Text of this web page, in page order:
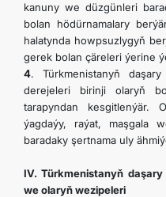
kanuny we düzgünleri
bolan hödürnamalary
halatynda howpsuzlygyň
gerek bolan çäreleri ýerine
4. Türkmenistanyň
derejeleri birinji olaryň
tarapyndan kesgitlenýär.
ýagdaýy, raýat, maşgala
baradaky şertnama uly
IV. Türkmenistanyň
we olaryň wezipeleri